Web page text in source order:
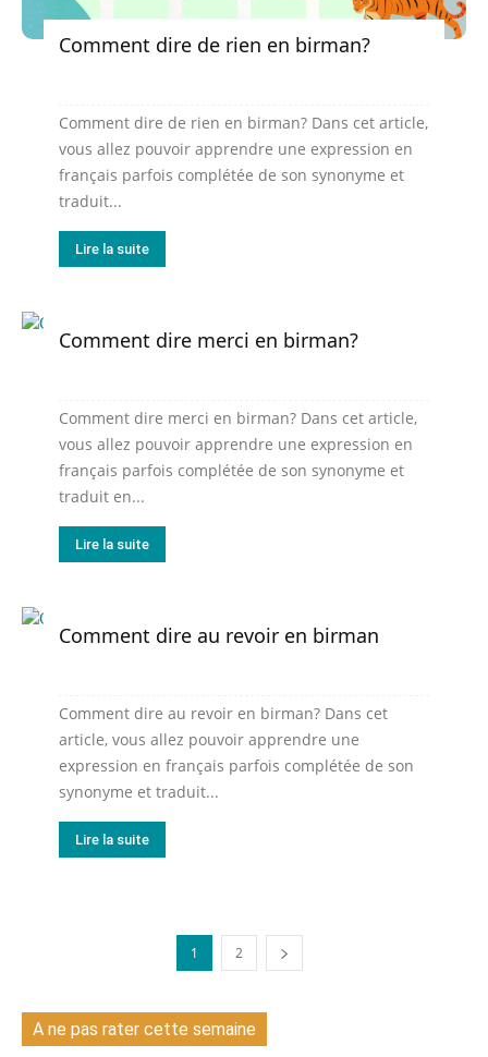
Comment dire de rien en birman?
Comment dire de rien en birman? Dans cet article,
vous allez pouvoir apprendre une expression en
français parfois complétée de son synonyme et
traduit...
Lire la suite
Comment dire merci en birman?
Comment dire merci en birman? Dans cet article,
vous allez pouvoir apprendre une expression en
français parfois complétée de son synonyme et
traduit en...
Lire la suite
Comment dire au revoir en birman
Comment dire au revoir en birman? Dans cet
article, vous allez pouvoir apprendre une
expression en français parfois complétée de son
synonyme et traduit...
Lire la suite
1 2
A ne pas rater cette semaine